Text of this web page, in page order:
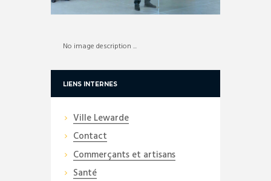
No image description ...
LIENS INTERNES
Ville Lewarde
Contact
Commerçants et artisans
Santé